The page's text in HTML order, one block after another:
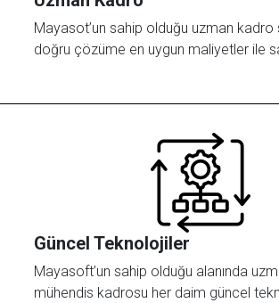
Mayasot’un sahip olduğu uzman kadro
doğru çözüme en uygun maliyetler ile
Güncel Teknolojiler
Mayasoft’un sahip olduğu alanında
mühendis kadrosu her daim güncel